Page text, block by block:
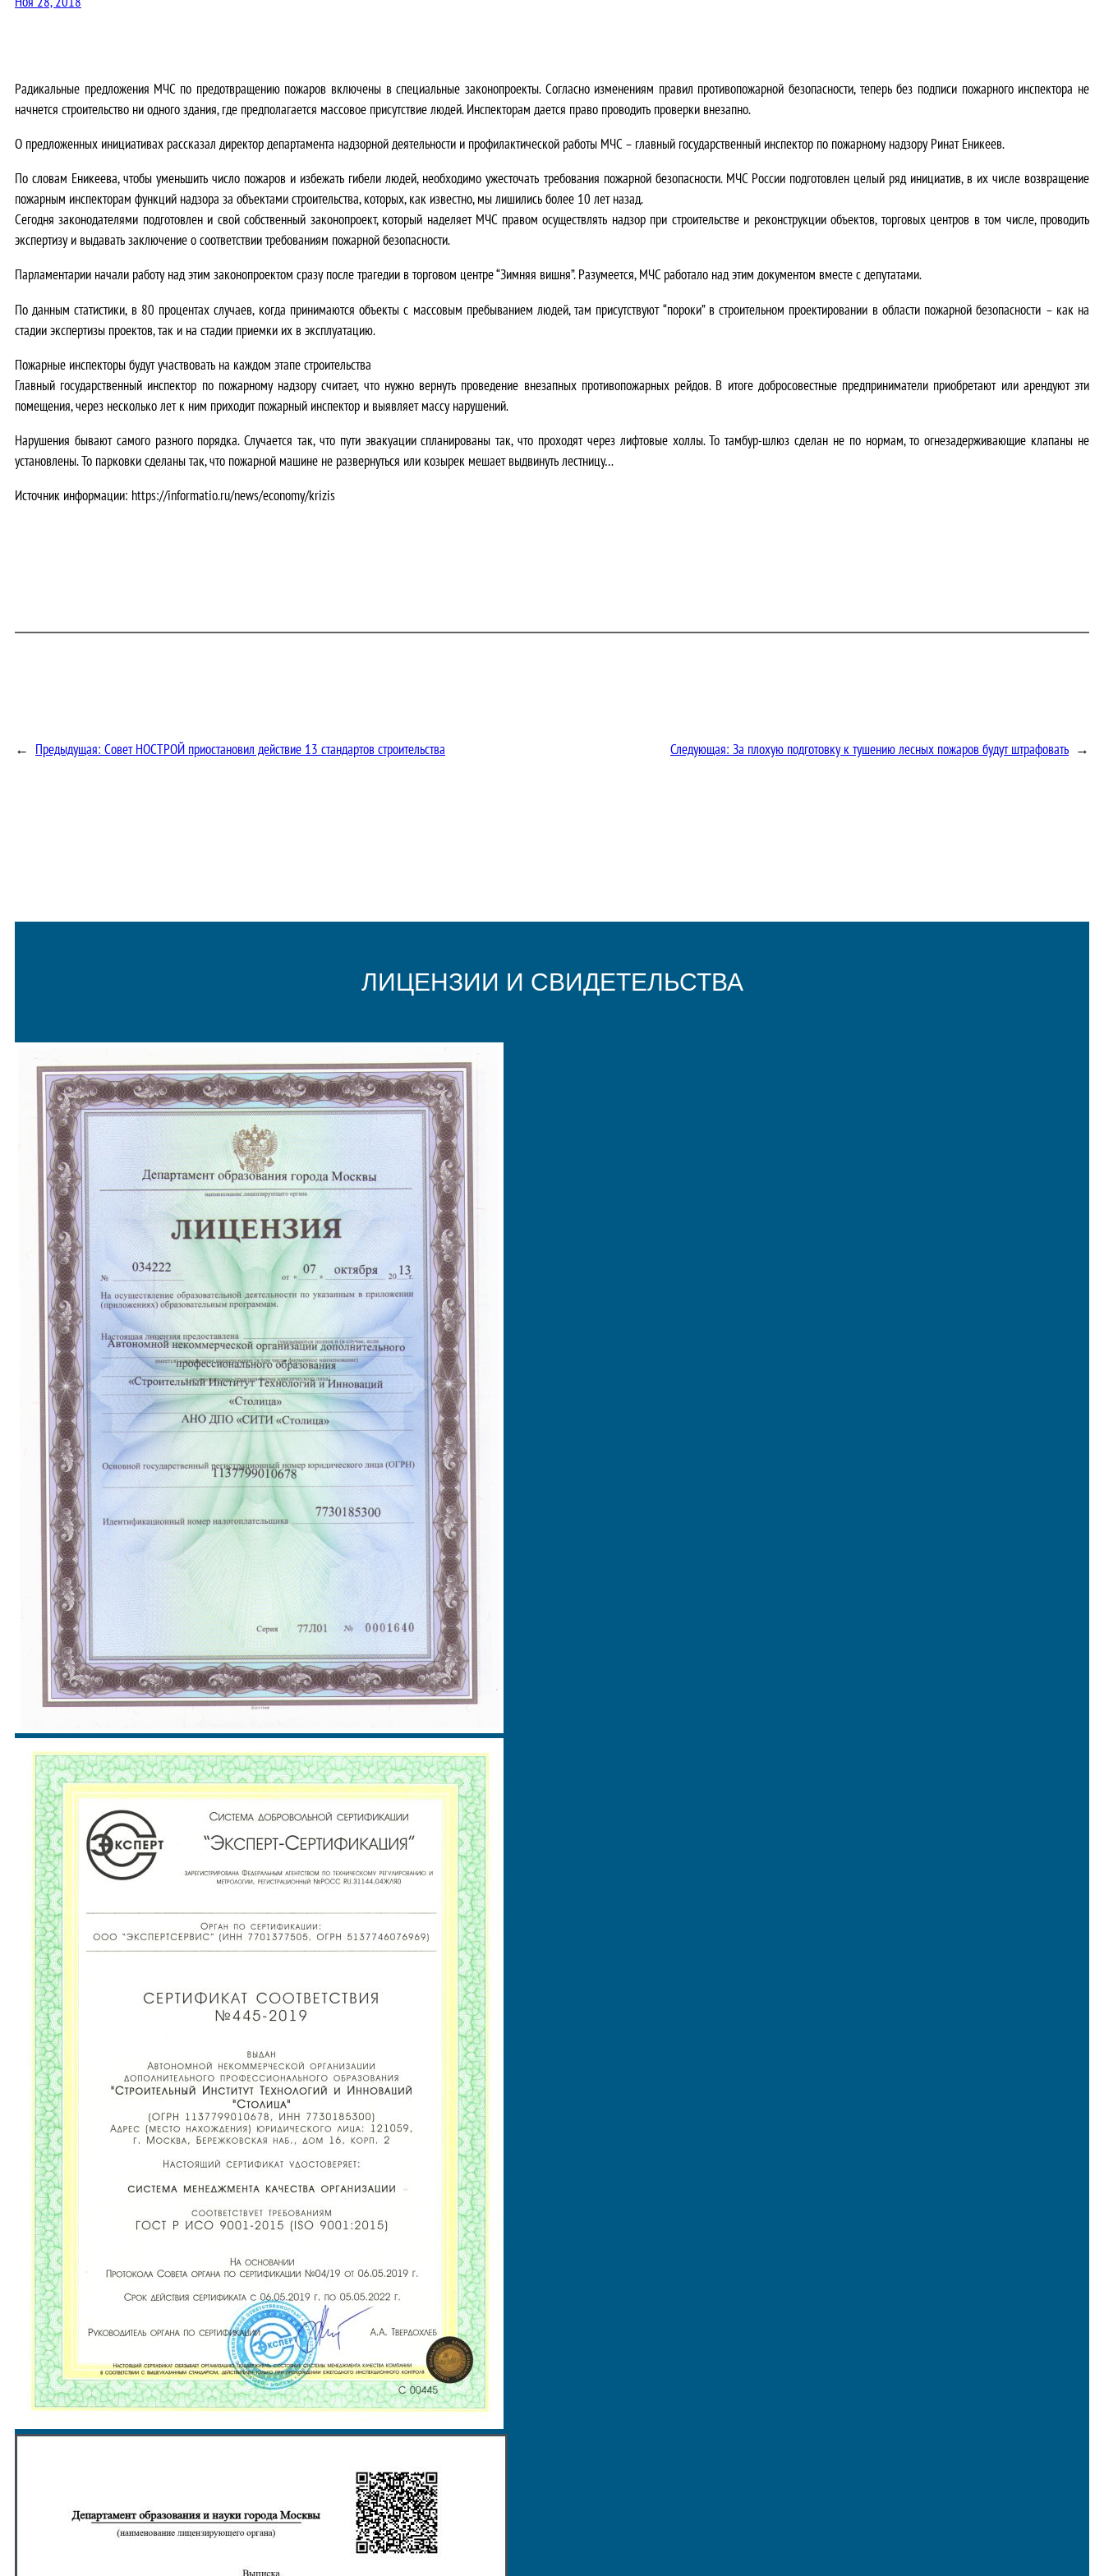
Радикальные предложения МЧС по предотвращению пожаров включены в специальные законопроекты. Согласно изменениям правил противопожарной безопасности, теперь без подписи пожарного инспектора не
начнется строительство ни одного здания, где предполагается массовое присутствие людей. Инспекторам дается право проводить проверки внезапно.
О предложенных инициативах рассказал директор департамента надзорной деятельности и профилактической работы МЧС – главный государственный инспектор по пожарному надзору Ринат Еникеев.
По словам Еникеева, чтобы уменьшить число пожаров и избежать гибели людей, необходимо ужесточать требования пожарной безопасности. МЧС России подготовлен целый ряд инициатив, в их числе возвращение
пожарным инспекторам функций надзора за объектами строительства, которых, как известно, мы лишились более 10 лет назад.
Сегодня законодателями подготовлен и свой собственный законопроект, который наделяет МЧС правом осуществлять надзор при строительстве и реконструкции объектов, торговых центров в том числе, проводить
экспертизу и выдавать заключение о соответствии требованиям пожарной безопасности.
Парламентарии начали работу над этим законопроектом сразу после трагедии в торговом центре “Зимняя вишня”. Разумеется, МЧС работало над этим документом вместе с депутатами.
По данным статистики, в 80 процентах случаев, когда принимаются объекты с массовым пребыванием людей, там присутствуют “пороки” в строительном проектировании в области пожарной безопасности – как на
стадии экспертизы проектов, так и на стадии приемки их в эксплуатацию.
Пожарные инспекторы будут участвовать на каждом этапе строительства
Главный государственный инспектор по пожарному надзору считает, что нужно вернуть проведение внезапных противопожарных рейдов. В итоге добросовестные предприниматели приобретают или арендуют эти
помещения, через несколько лет к ним приходит пожарный инспектор и выявляет массу нарушений.
Нарушения бывают самого разного порядка. Случается так, что пути эвакуации спланированы так, что проходят через лифтовые холлы. То тамбур-шлюз сделан не по нормам, то огнезадерживающие клапаны не
установлены. То парковки сделаны так, что пожарной машине не развернуться или козырек мешает выдвинуть лестницу…
Источник информации: https://informatio.ru/news/economy/krizis
← Предыдущая: Совет НОСТРОЙ приостановил действие 13 стандартов строительства Следующая: За плохую подготовку к тушению лесных пожаров будут штрафовать →
ЛИЦЕНЗИИ И СВИДЕТЕЛЬСТВА